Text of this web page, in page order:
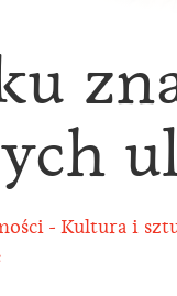
Kultura i